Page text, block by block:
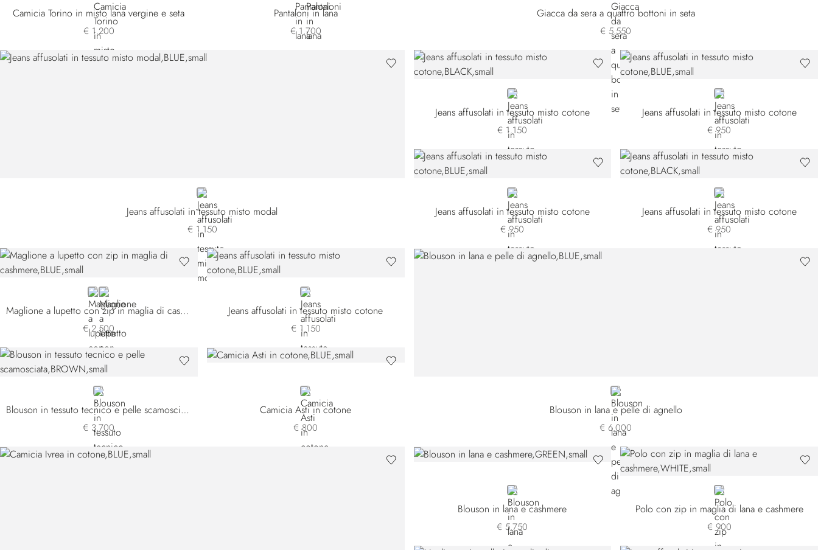
Giacca da sera a quattro bottoni in seta
€ 5.550
Camicia Torino in misto lana vergine e seta
€ 1.200
Pantaloni in lana
€ 1.700
BLUE
Jeans affusolati in tessuto misto modal
€ 1.150
BLACK
Jeans affusolati in tessuto misto cotone
€ 1.150
BLUE
Jeans affusolati in tessuto misto cotone
€ 950
BLUE
Jeans affusolati in tessuto misto cotone
€ 950
BLACK
Jeans affusolati in tessuto misto cotone
€ 950
BLUEWHITE
Maglione a lupetto con zip in maglia di cashmere
€ 2.500
BLUE
Jeans affusolati in tessuto misto cotone
€ 1.150
BLUE
Blouson in lana e pelle di agnello
€ 6.000
BROWN
Blouson in tessuto tecnico e pelle scamosciata
€ 3.700
BLUE
Camicia Asti in cotone
€ 800
GREEN
Blouson in lana e cashmere
€ 5.750
WHITE
Polo con zip in maglia di lana e cashmere
€ 900